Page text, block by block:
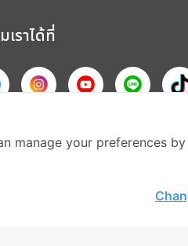
เราได้ที่
manage your preferences